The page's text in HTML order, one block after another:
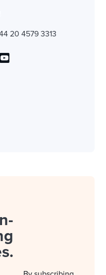
20 4579 3313